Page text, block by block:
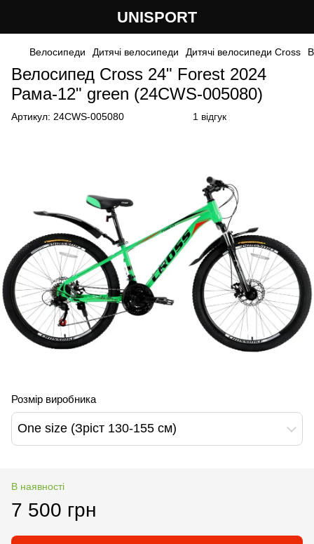
UNISPORT
Велосипеди Дитячі велосипеди Дитячі велосипеди Cross
Велосипед Cross 24" Forest 2024
Рама-12" green (24CWS-005080)
Артикул: 24CWS-005080 1 відгук
Розмір виробника
One size (Зріст 130-155 см)
В наявності
7 500 грн